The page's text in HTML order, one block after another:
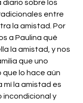
diario sobre los
entre
la amistad. Por
a Paulina qué
la amistad, y nos
que uno
que lo hace aún
mí la amistad es
incondicional y